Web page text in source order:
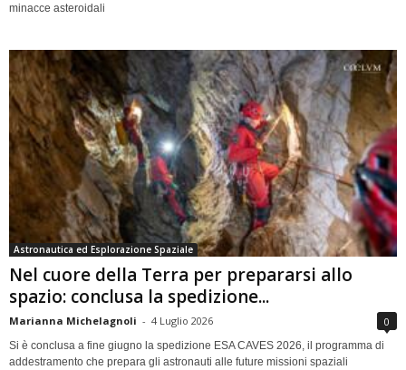
minacce asteroidali
Astronautica ed Esplorazione Spaziale
Nel cuore della Terra per prepararsi allo
spazio: conclusa la spedizione...
Marianna Michelagnoli - 4 Luglio 2026 0
Si è conclusa a fine giugno la spedizione ESA CAVES 2026, il programma di
addestramento che prepara gli astronauti alle future missioni spaziali